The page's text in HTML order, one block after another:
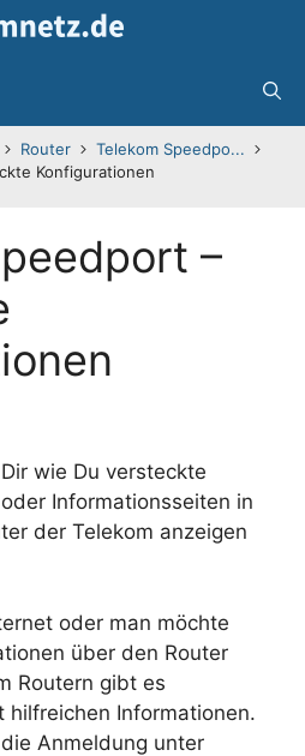
Router
Telekom Speedpo...
Konfigurationen
–
wie Du versteckte
Informationsseiten in
der Telekom anzeigen
oder man möchte
über den Router
Routern gibt es
hilfreichen Informationen.
Anmeldung unter